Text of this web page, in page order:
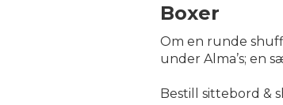
Boxer
Om en runde
under Alma’s; en
Bestill sittebord &